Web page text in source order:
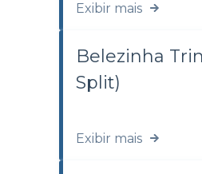
Exibir mais
Belezinha
Split)
Exibir mais